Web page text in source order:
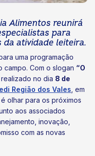
Alimentos reunirá
para
atividade leiteira.
uma programação
Com o slogan “O
no dia 8 de
Região dos Vales , em
olhar para os próximos
aos associados
inovação,
com as novas